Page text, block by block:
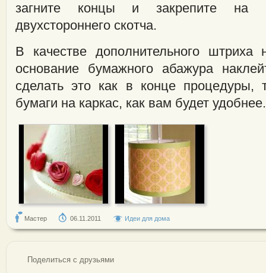
загните концы и закрепите на
двухстороннего скотча.
В качестве дополнительного
основание бумажного абажура
сделать это как в конце процедуры,
бумаги на каркас, как вам будет удобнее.
Мастер 06.11.2011 Идеи для дома
Поделиться с друзьями